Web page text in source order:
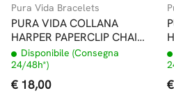
Pura Vida Bracelets
PURA VIDA COLLANA
HARPER PAPERCLIP CHAIN
NECKLACE GOLD
Disponibile (Consegna
24/48h*)
€ 18,00